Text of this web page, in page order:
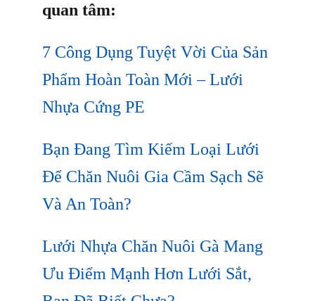
quan tâm:
7 Công Dụng Tuyệt Vời Của Sản
Phẩm Hoàn Toàn Mới – Lưới
Nhựa Cứng PE
Bạn Đang Tìm Kiếm Loại Lưới
Để Chăn Nuôi Gia Cầm Sạch Sẽ
Và An Toàn?
Lưới Nhựa Chăn Nuôi Gà Mang
Ưu Điểm Mạnh Hơn Lưới Sắt,